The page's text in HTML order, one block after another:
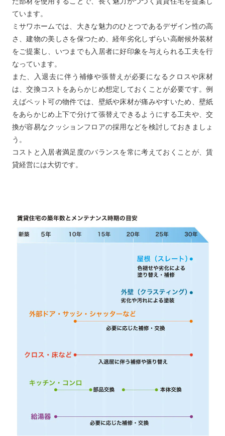
ています。
ミサワホームでは、大きな魅力のひとつであるデザイン性の高
さ、建物の美しさを保つため、経年劣化しずらい高耐候外装材
をご提案し、いつまでも入居者に好印象を与えられる工夫を行
なっています。
また、入退去に伴う補修や張替えが必要になるクロスや床材
は、交換コストをあらかじめ想定しておくことが必要です。例
えばペット可の物件では、壁紙や床材が痛みやすいため、壁紙
をあらかじめ上下で分けて張替えできるようにする工夫や、交
換が容易なクッションフロアの採用などを検討しておきましょ
う。
コストと入居者満足度のバランスを常に考えておくことが、賃
貸経営には大切です。